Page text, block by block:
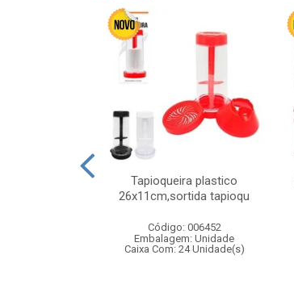
Tapioqueira plastico
26x11cm,sortida tapioqu
Código: 006452
Embalagem: Unidade
Caixa Com: 24 Unidade(s)